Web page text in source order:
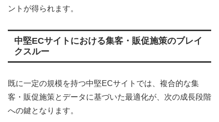
ントが得られます。
中堅ECサイトにおける集客・販促施策のブレイ
クスルー
既に一定の規模を持つ中堅ECサイトでは、複合的な集
客・販促施策とデータに基づいた最適化が、次の成長段階
への鍵となります。